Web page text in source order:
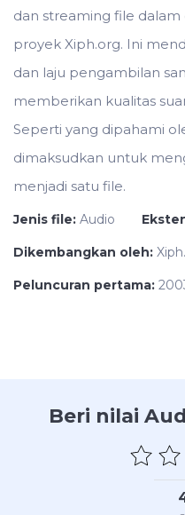
dan streaming file
proyek Xiph.org. Ini
dan laju pengambilan
memberikan kualitas
Seperti yang dipahami
dimaksudkan untuk
menjadi satu file.
Jenis file: Audio
Dikembangkan oleh:
Peluncuran pertama:
Beri nilai